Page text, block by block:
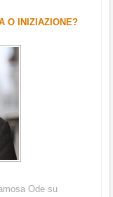
O INIZIAZIONE?
Ode su